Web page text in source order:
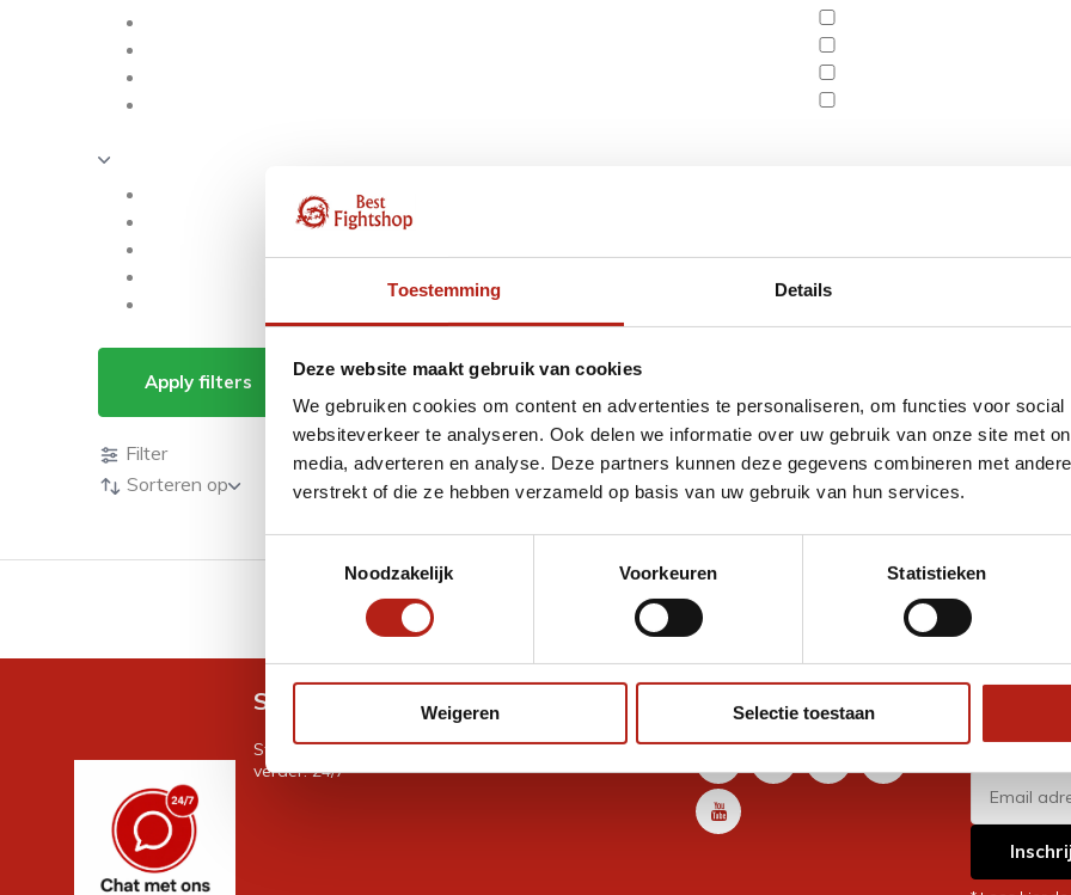
Toestemming Details
Deze website maakt gebruik van cookies
We gebruiken cookies om content en advertenties te personaliseren, om functies voor
websiteverkeer te analyseren. Ook delen we informatie over uw gebruik van onze site met
media, adverteren en analyse. Deze partners kunnen deze gegevens combineren met
verstrekt of die ze hebben verzameld op basis van uw gebruik van hun services.
Noodzakelijk
Voorkeuren Statistieken
Weigeren Selectie toestaan
Apply filters Producten getagd met escrima
Producten
Filter
Sorteren op
GRATIS verzending v.a €75 Eenvoudig ruilen of retour
Snel antwoord op je vraag?
Stel je vraag in de chat, en we helpen je graag
verder. 24/7
Volg ons